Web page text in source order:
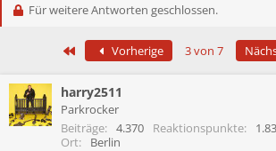
t
r
t
l
l
a
m
Für weitere Antworten geschlossen.
Erste Vorherige 3 von 7
harry2511
Parkrocker
Beiträge
4.370 Reaktionspunkte
Ort
Berlin